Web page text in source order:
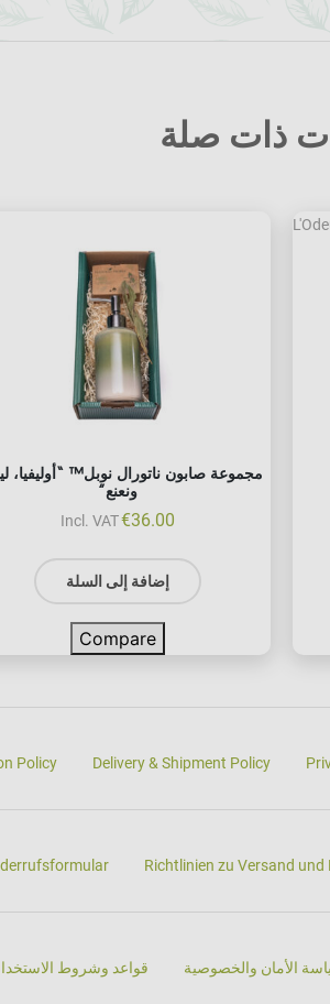
ذات صلة
مجموعة صابون ناتورال نوبل™ “أوليفيا،
ونعنع”
€36.00
Incl. VAT
إضافة إلى السلة
Compare
Delivery & Shipment Policy
Policy
Richtlinien zu Versand und
الأمان والخصوصية قواعد وشروط